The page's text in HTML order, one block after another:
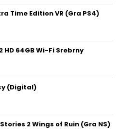
Time Edition VR (Gra PS4)
HD 64GB Wi-Fi Srebrny
(Digital)
2 Wings of Ruin (Gra NS)